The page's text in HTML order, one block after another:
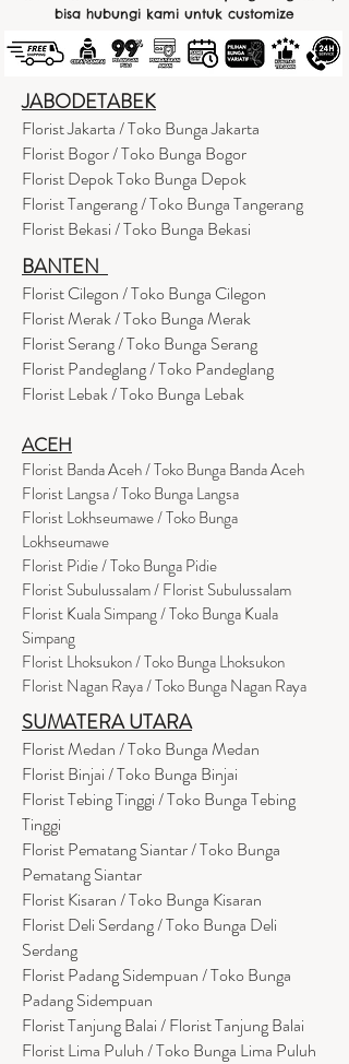
bisa hubungi kami untuk customize
JABODETABEK
Florist Jakarta / Toko Bunga Jakarta
Florist Bogor / Toko Bunga Bogor
Florist Depok Toko Bunga Depok
Florist Tangerang / Toko Bunga Tangerang
Florist Bekasi / Toko Bunga Bekasi
BANTEN
Florist Cilegon / Toko Bunga Cilegon
Florist Merak / Toko Bunga Merak
Florist Serang / Toko Bunga Serang
Florist Pandeglang / Toko Pandeglang
Florist Lebak / Toko Bunga Lebak
ACEH
Florist Banda Aceh / Toko Bunga Banda Aceh
Florist Langsa / Toko Bunga Langsa
Florist Lokhseumawe / Toko Bunga
Lokhseumawe
Florist Pidie / Toko Bunga Pidie
Florist Subulussalam / Florist Subulussalam
Florist Kuala Simpang / Toko Bunga Kuala
Simpang
Florist Lhoksukon / Toko Bunga Lhoksukon
Florist Nagan Raya / Toko Bunga Nagan Raya
SUMATERA UTARA
Florist Medan / Toko Bunga Medan
Florist Binjai / Toko Bunga Binjai
Florist Tebing Tinggi / Toko Bunga Tebing
Tinggi
Florist Pematang Siantar / Toko Bunga
Pematang Siantar
Florist Kisaran / Toko Bunga Kisaran
Florist Deli Serdang / Toko Bunga Deli
Serdang
Florist Padang Sidempuan / Toko Bunga
Padang Sidempuan
Florist Tanjung Balai / Florist Tanjung Balai
Florist Lima Puluh / Toko Bunga Lima Puluh